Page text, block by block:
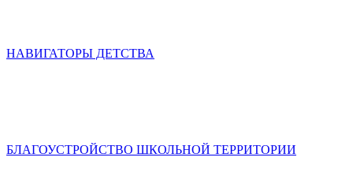
НАВИГАТОРЫ ДЕТСТВА
БЛАГОУСТРОЙСТВО ШКОЛЬНОЙ ТЕРРИТОРИИ